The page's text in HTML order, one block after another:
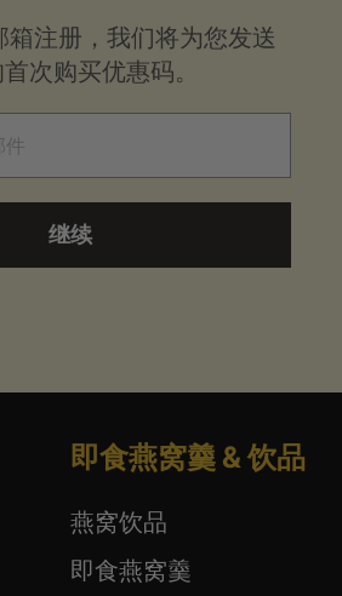
箱注册，我们将为您发送
次购买优惠码。
继续
即食燕窝羹 & 饮品
燕窝饮品
即食燕窝羹